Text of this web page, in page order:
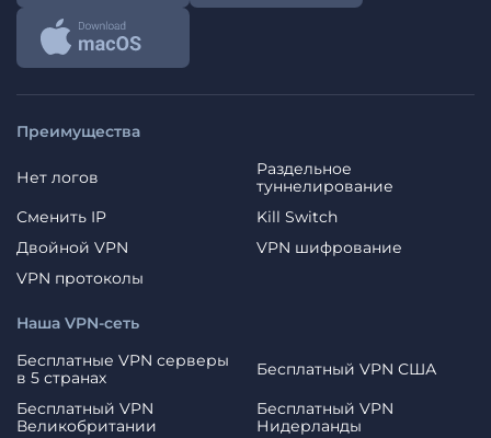
Преимущества
Нет логов
Раздельное
туннелирование
Сменить IP
Kill Switch
Двойной VPN
VPN шифрование
VPN протоколы
Наша VPN-сеть
Бесплатные VPN серверы
в 5 странах
Бесплатный VPN США
Бесплатный VPN
Великобритании
Бесплатный VPN
Нидерланды